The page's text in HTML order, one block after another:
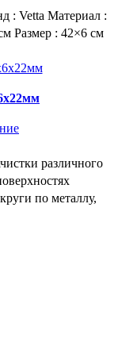
: Vetta Материал :
Размер : 42×6 см
различного
по металлу,